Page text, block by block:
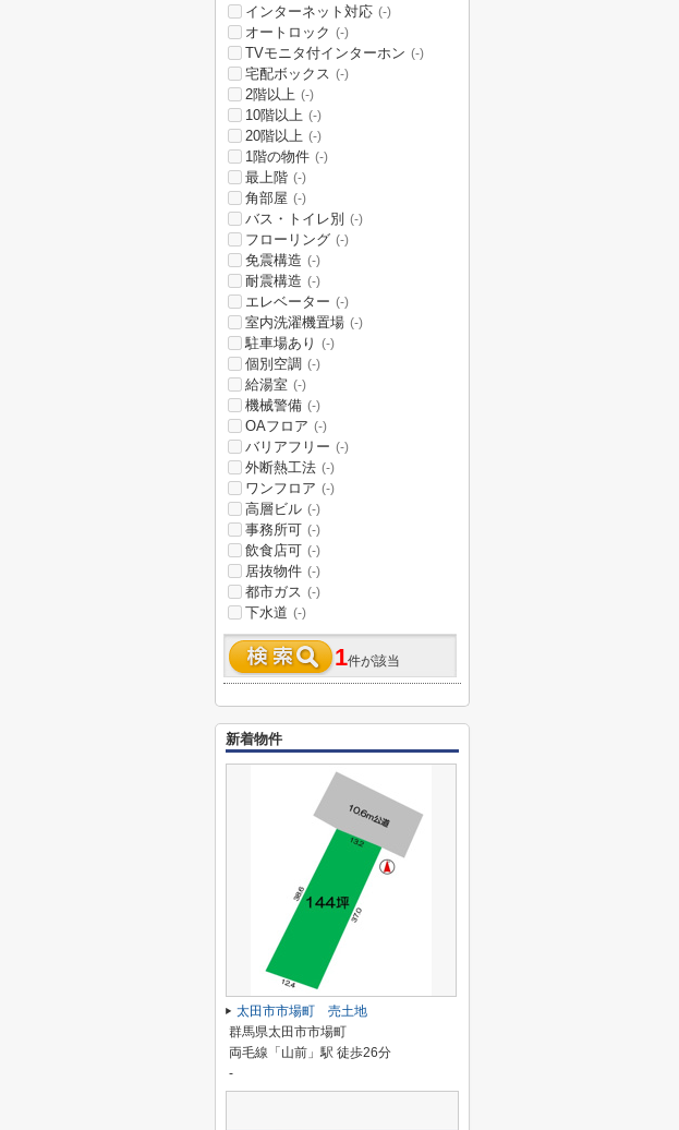
インターネット対応 (-)
オートロック (-)
TVモニタ付インターホン (-)
宅配ボックス (-)
2階以上 (-)
10階以上 (-)
20階以上 (-)
1階の物件 (-)
最上階 (-)
角部屋 (-)
バス・トイレ別 (-)
フローリング (-)
免震構造 (-)
耐震構造 (-)
エレベーター (-)
室内洗濯機置場 (-)
駐車場あり (-)
個別空調 (-)
給湯室 (-)
機械警備 (-)
OAフロア (-)
バリアフリー (-)
外断熱工法 (-)
ワンフロア (-)
高層ビル (-)
事務所可 (-)
飲食店可 (-)
居抜物件 (-)
都市ガス (-)
下水道 (-)
1件が該当
新着物件
太田市市場町 売土地
群馬県太田市市場町
両毛線「山前」駅 徒歩26分
-